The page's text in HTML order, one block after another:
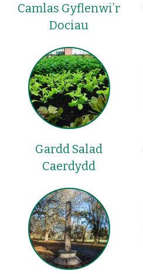
Camlas Gyflenwi’r
Dociau
Gardd Salad
Caerdydd